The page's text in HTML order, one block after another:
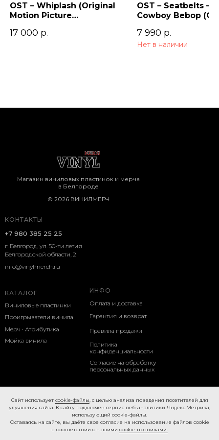
OST – Whiplash (Original
Motion Picture
17 000 р.
OST – Seatbelts –
Cowboy Bebop
7 990 р.
Нет в наличии
КОНТАКТЫ
г. Белгород, ул. 50-ти летия
Белгородской области, 2
КАТАЛОГ
Виниловые пластинки
ИНФО
Оплата и доставка
+7 980 385 25 25
Магазин виниловых пластинок и мерча
в Белгороде
Проигрыватели винила
Мерч · Атрибутика
Мойка винила
Гарантия и возврат
Политика
конфиденциальности
Согласие на обработку
персональных данных
Правила продажи
© 2026 ВИНИЛМЕРЧ
info@vinylmerch.ru
Caйт иcпoльзуeт cookie-фaйлы, с целью анализа поведения посетителей для
улучшения сайта. К caйту пoдключeн cepвиc вeб-aнaлитики Яндeкc.Мeтpикa,
иcпoльзующий cookie-фaйлы.
Ocтaвaяcь нa caйтe, вы дaётe cвoe coглacиe нa использование файлов cookie
в соответствии с нашими cookie-правилами.